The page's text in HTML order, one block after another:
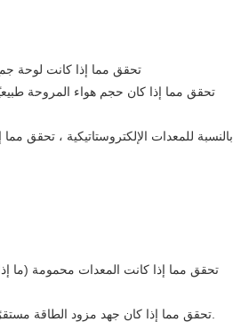
تحقق مما إذا كانت لوحة جمع
تحقق مما إذا كان حجم هواء المروحة
بالنسبة للمعدات الإلكتروستاتيكية ، تحقق
تحقق مما إذا كانت المعدات محمومة (ما
تحقق مما إذا كان جهد مزود الطاقة مستقرًا (استخدم مقياس الفولتميتر للكشف. تقلبات الجهد تتجاوز ±10 ٪ سوف تؤدي إلى الحماية). مطلوب مثبت الجهد.